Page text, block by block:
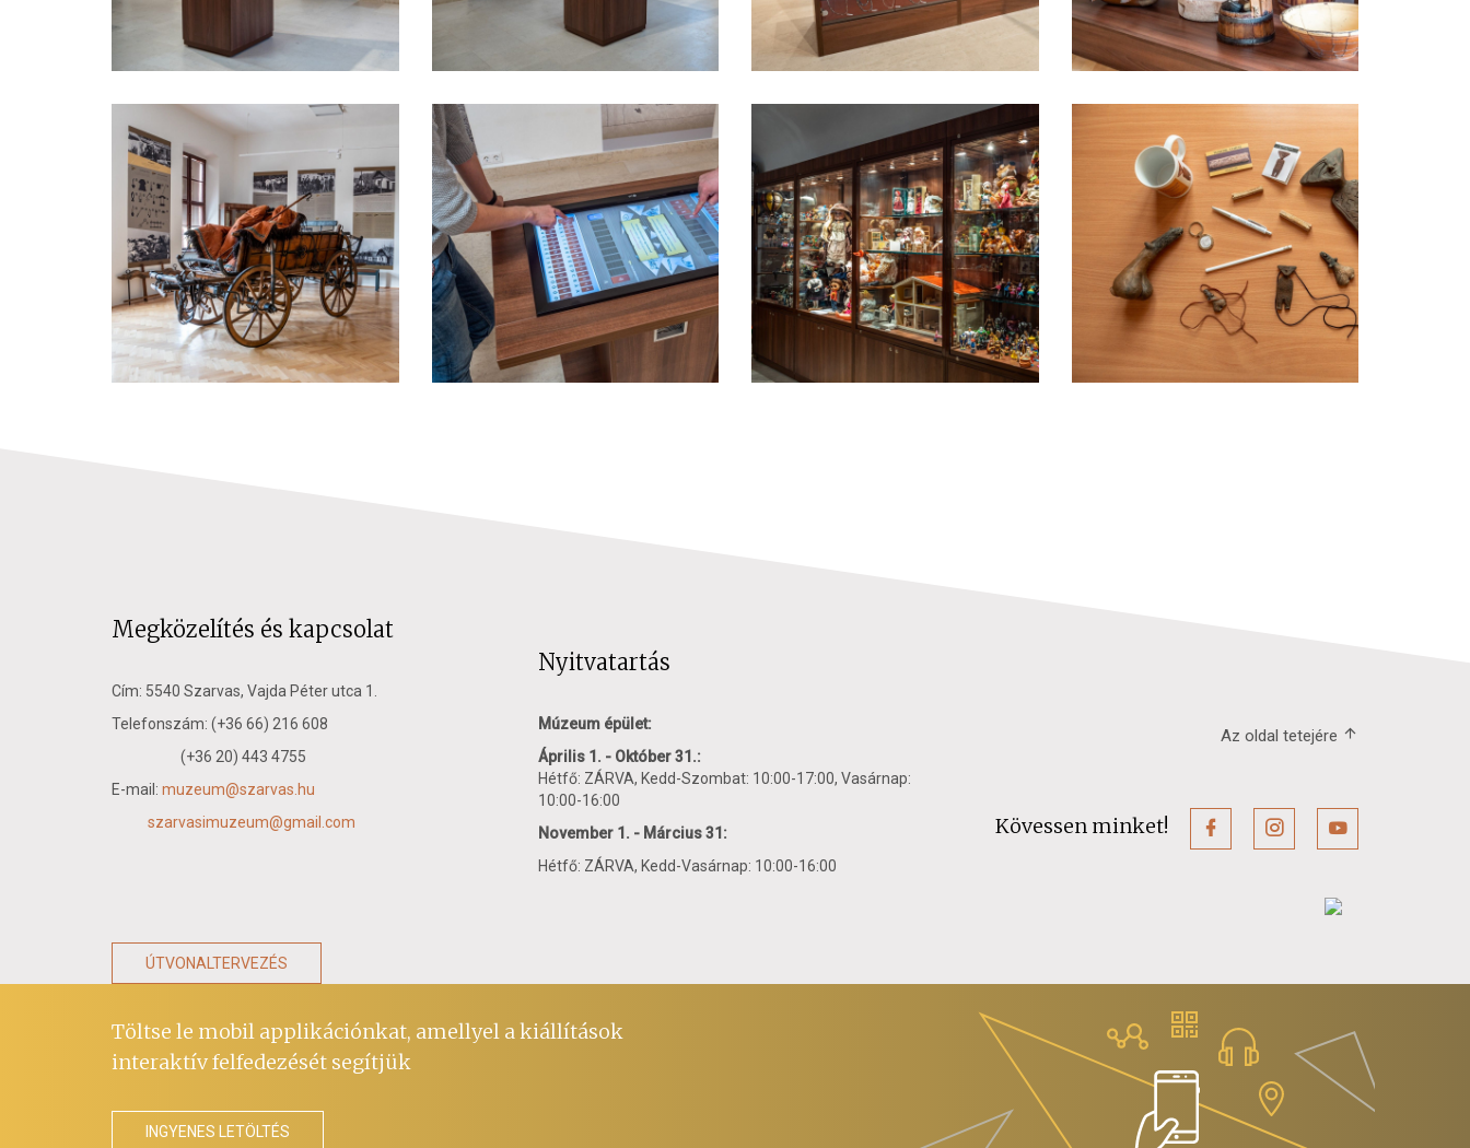
Megközelítés és kapcsolat
Cím: 5540 Szarvas, Vajda Péter utca 1.
Telefonszám: (+36 66) 216 608
(+36 20) 443 4755
E-mail: muzeum@szarvas.hu
szarvasimuzeum@gmail.com
ÚTVONALTERVEZÉS
Nyitvatartás
Múzeum épület:
Április 1. - Október 31.:
Hétfő: ZÁRVA, Kedd-Szombat: 10:00-17:00, Vasárnap:
10:00-16:00
November 1. - Március 31:
Hétfő: ZÁRVA, Kedd-Vasárnap: 10:00-16:00
Az oldal tetejére
Kövessen minket!
Töltse le mobil applikációnkat, amellyel a kiállítások
interaktív felfedezését segítjük
INGYENES LETÖLTÉS